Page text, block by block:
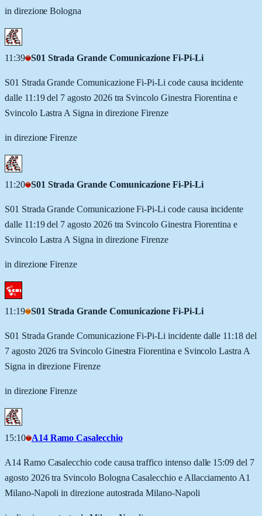
in direzione Bologna
11:39 S01 Strada Grande Comunicazione Fi-Pi-Li
S01 Strada Grande Comunicazione Fi-Pi-Li code causa incidente
dalle 11:19 del 7 agosto 2026 tra Svincolo Ginestra Fiorentina e
Svincolo Lastra A Signa in direzione Firenze
in direzione Firenze
11:20 S01 Strada Grande Comunicazione Fi-Pi-Li
S01 Strada Grande Comunicazione Fi-Pi-Li code causa incidente
dalle 11:19 del 7 agosto 2026 tra Svincolo Ginestra Fiorentina e
Svincolo Lastra A Signa in direzione Firenze
in direzione Firenze
11:19 S01 Strada Grande Comunicazione Fi-Pi-Li
S01 Strada Grande Comunicazione Fi-Pi-Li incidente dalle 11:18 del
7 agosto 2026 tra Svincolo Ginestra Fiorentina e Svincolo Lastra A
Signa in direzione Firenze
in direzione Firenze
15:10 A14 Ramo Casalecchio
A14 Ramo Casalecchio code causa traffico intenso dalle 15:09 del 7
agosto 2026 tra Svincolo Bologna Casalecchio e Allacciamento A1
Milano-Napoli in direzione autostrada Milano-Napoli